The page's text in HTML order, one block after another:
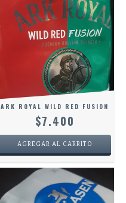
ARK ROYAL WILD RED FUSION
$7.400